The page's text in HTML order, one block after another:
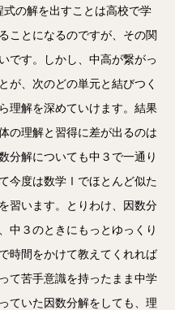
の解を出すことは高校で学
ことになるのですが、その関
です。しかし、中高が繋がっ
が、次のどの単元と結びつく
理解を深めていけます。結果
の理解と習得に差が出るのは
分解についても中３で一通り
今度は数学Ⅰでほとんど似た
習います。とりわけ、因数分
中３のときにもっとゆっくり
時間をかけて教えてくれれば
て苦手意識を持ったまま中学
ていた因数分解をしても、理